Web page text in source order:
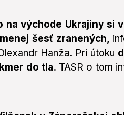
na východe Ukrajiny si
šesť zranených,
Hanža. Pri útoku
do tla. TASR o tom